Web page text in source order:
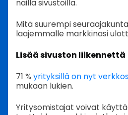
näillä sivustoilla.
Mitä suurempi
laajemmalle markkinasi
Lisää sivuston liikennettä
71 % yrityksillä on nyt
mukaan lukien.
Yritysomistajat voivat